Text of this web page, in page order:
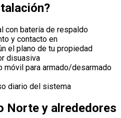
con batería de respaldo
y contacto en
el plano de tu propiedad
disuasiva
móvil para armado/desarmado
diario del sistema
Norte y alrededores